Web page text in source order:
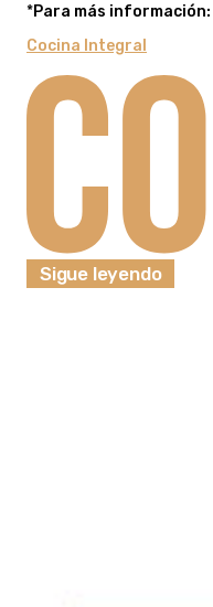
*Para más información:
Cocina Integral
Sigue leyendo